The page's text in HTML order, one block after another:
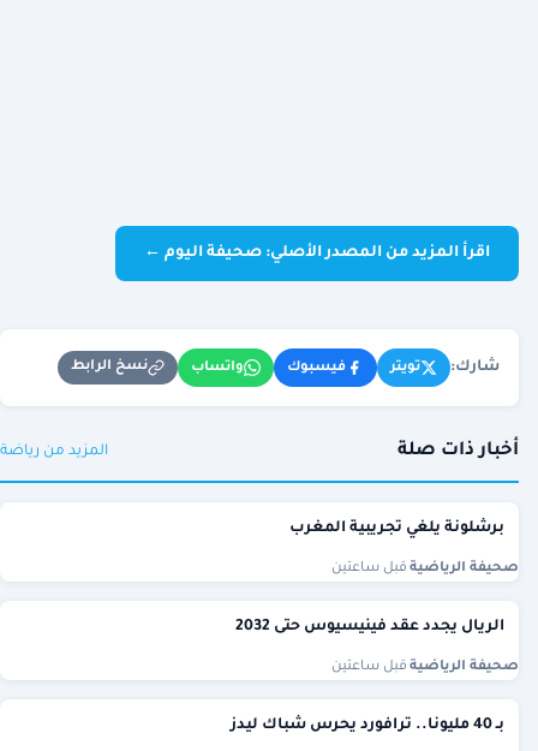
اقرأ المزيد من المصدر الأصلي: صحيفة اليوم ←
شارك: تويتر فيسبوك واتساب نسخ الرابط
أخبار ذات صلة المزيد من رياضة
برشلونة يلغي تجريبية المغرب
صحيفة الرياضية قبل ساعتين
الريال يجدد عقد فينيسيوس حتى 2032
صحيفة الرياضية قبل ساعتين
بـ 40 مليونا.. ترافورد يحرس شباك ليدز